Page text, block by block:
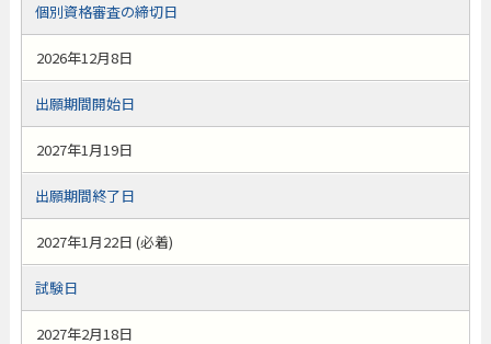
個別資格審査の締切日
2026年12月8日
出願期間開始日
2027年1月19日
出願期間終了日
2027年1月22日 (必着)
試験日
2027年2月18日